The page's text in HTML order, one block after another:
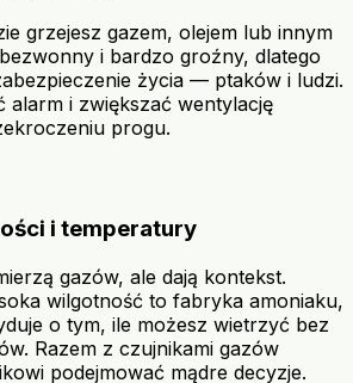
grzejesz gazem, olejem lub innym
i bardzo groźny, dlatego
życia — ptaków i ludzi.
alarm i zwiększać wentylację
progu.
i temperatury
gazów, ale dają kontekst.
wilgotność to fabryka amoniaku,
o tym, ile możesz wietrzyć bez
Razem z czujnikami gazów
podejmować mądre decyzje.